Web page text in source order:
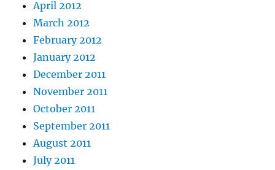
April 2012
March 2012
February 2012
January 2012
December 2011
November 2011
October 2011
September 2011
August 2011
July 2011